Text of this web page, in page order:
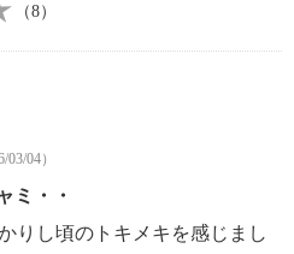
系漂白不可
可
ル）】
（8）
04）
ミ・・
りし頃のトキメキを感じまし